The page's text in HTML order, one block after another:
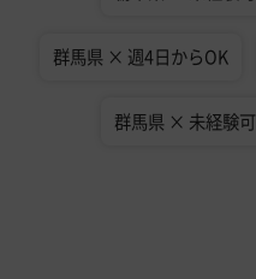
群馬県 × 週4日からOK
群馬県 × 未経験可